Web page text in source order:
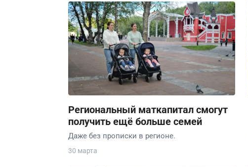
Региональный маткапитал смогут
получить ещё больше семей
Даже без прописки в регионе.
30 марта